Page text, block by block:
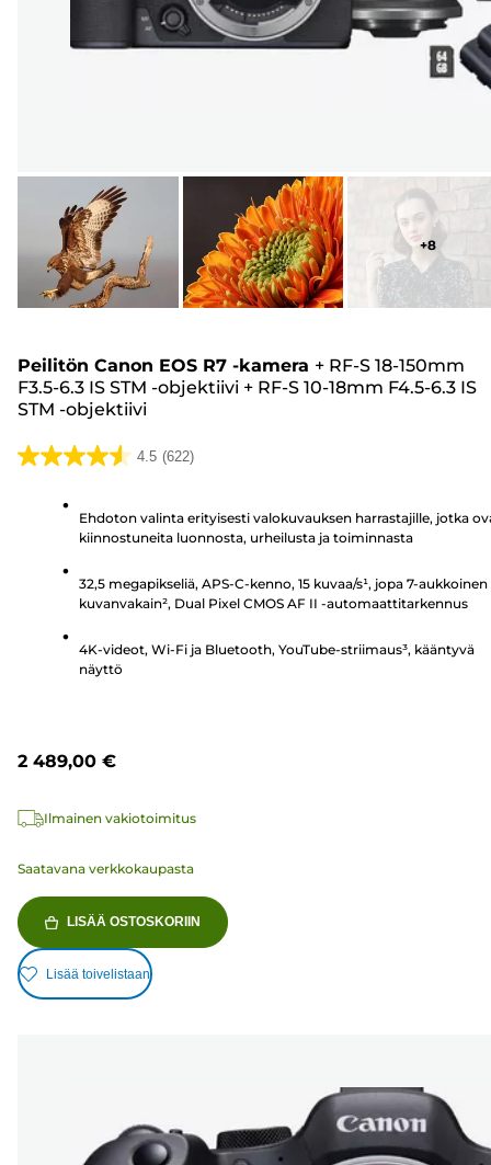
+8
Peilitön Canon EOS R7 -kamera + RF-S 18-150mm
F3.5-6.3 IS STM -objektiivi + RF-S 10-18mm F4.5-6.3 IS
STM -objektiivi
4.5 (622)
4.5/5
arvostelua
Ehdoton valinta erityisesti valokuvauksen harrastajille, jotka
kiinnostuneita luonnosta, urheilusta ja toiminnasta
32,5 megapikseliä, APS-C-kenno, 15 kuvaa/s¹, jopa 7-aukkoinen
kuvanvakain², Dual Pixel CMOS AF II -automaattitarkennus
4K-videot, Wi-Fi ja Bluetooth, YouTube-striimaus³, kääntyvä
näyttö
2 489,00 €
Ilmainen vakiotoimitus
Saatavana verkkokaupasta
LISÄÄ OSTOSKORIIN
Lisää toivelistaan